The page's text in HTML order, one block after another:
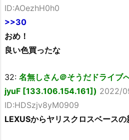
ID:AOezhH0h0
>>30
おめ！
良い色買ったな
32: 名無しさん＠そうだドライブ
jyuF [133.106.154.161]) 2022/
ID:HDSzjv8yM0909
LEXUSからヤリスクロスベース